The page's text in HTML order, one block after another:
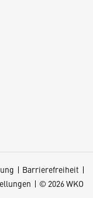
Barrierefreiheit
© 2026 WKO